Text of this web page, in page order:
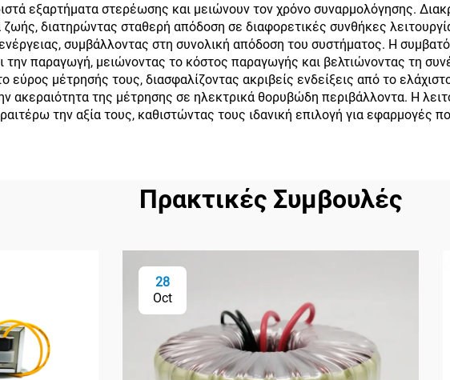
εξαρτήματα στερέωσης και μειώνουν τον χρόνο συναρμολόγησης.
ζωής, διατηρώντας σταθερή απόδοση σε διαφορετικές συνθήκες
συμβάλλοντας στη συνολική απόδοση του συστήματος. Η
την παραγωγή, μειώνοντας το κόστος παραγωγής και βελτιώνοντας τη
εύρος μέτρησής τους, διασφαλίζοντας ακριβείς ενδείξεις από το
ακεραιότητα της μέτρησης σε ηλεκτρικά θορυβώδη περιβάλλοντα. Η
την αξία τους, καθιστώντας τους ιδανική επιλογή για εφαρμογές
Πρακτικές Συμβουλές
28
Oct